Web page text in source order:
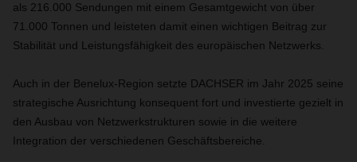
als 216.000 Sendungen mit einem Gesamtgewicht von über
71.000 Tonnen und leisteten damit einen wichtigen Beitrag zur
Stabilität und Leistungsfähigkeit des europäischen Netzwerks.
Auch in der Benelux-Region setzte DACHSER im Jahr 2025 seine
strategische Ausrichtung konsequent fort und investierte gezielt in
den Ausbau von Netzwerkstrukturen sowie in die weitere
Integration der verschiedenen Geschäftsbereiche.